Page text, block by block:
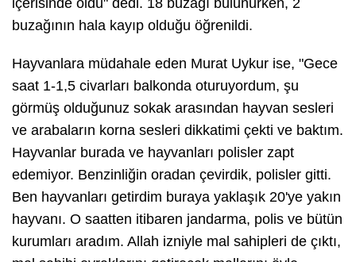
buzağının hala kayıp olduğu öğrenildi.
Hayvanlara müdahale eden Murat Uykur ise, "Gece
saat 1-1,5 civarları balkonda oturuyordum, şu
görmüş olduğunuz sokak arasından hayvan sesleri
ve arabaların korna sesleri dikkatimi çekti ve baktım.
Hayvanlar burada ve hayvanları polisler zapt
edemiyor. Benzinliğin oradan çevirdik, polisler gitti.
Ben hayvanları getirdim buraya yaklaşık 20'ye yakın
hayvanı. O saatten itibaren jandarma, polis ve bütün
kurumları aradım. Allah izniyle mal sahipleri de çıktı,